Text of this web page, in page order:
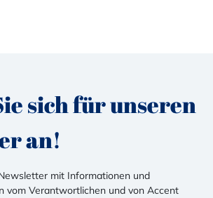
sich für unseren
an!
mit Informationen und
vom Verantwortlichen und von Accent